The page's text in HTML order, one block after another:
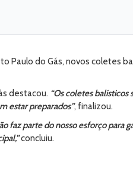
Paulo do Gás, novos coletes
destacou. “Os coletes balísticos
estar preparados”, finalizou.
faz parte do nosso esforço para
concluiu.